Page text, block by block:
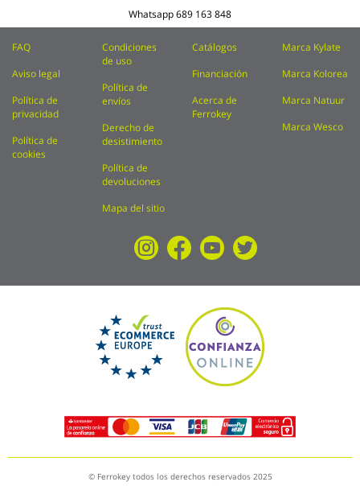
Whatsapp689 163 848
FAQ
Aviso legal
Política de
privacidad
Política de
cookies
Condiciones
de uso
Política de
envíos
Derecho de
desistimiento
Política de
devoluciones
Mapa del sitio
Catálogos
Financiación
Acerca de
Ferrokey
Marca Kylate
Marca Kolorea
Marca Natuur
Marca Wesco
© Ferrokey todos los derechos reservados 2025